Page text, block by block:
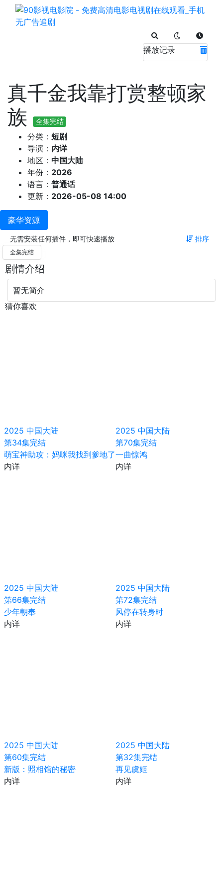
播放记录
真千金我靠打赏整顿家
族
全集完结
分类： 短剧
导演： 内详
地区： 中国大陆
年份： 2026
语言： 普通话
更新： 2026-05-08 14:00
豪华资源
无需安装任何插件，即可快速播放 排序
全集完结
剧情介绍
暂无简介
猜你喜欢
2025 中国大陆
第34集完结
萌宝神助攻：妈咪我找到爹地了
内详
2025 中国大陆
第70集完结
一曲惊鸿
内详
2025 中国大陆
第66集完结
少年朝奉
内详
2025 中国大陆
第72集完结
风停在转身时
内详
2025 中国大陆
第60集完结
新版：照相馆的秘密
内详
2025 中国大陆
第32集完结
再见虞姬
内详